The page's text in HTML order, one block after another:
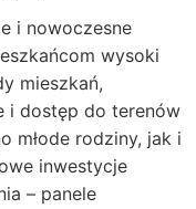
i nowoczesne
wysoki
mieszkań,
i dostęp do terenów
młode rodziny, jak i
inwestycje
– panele